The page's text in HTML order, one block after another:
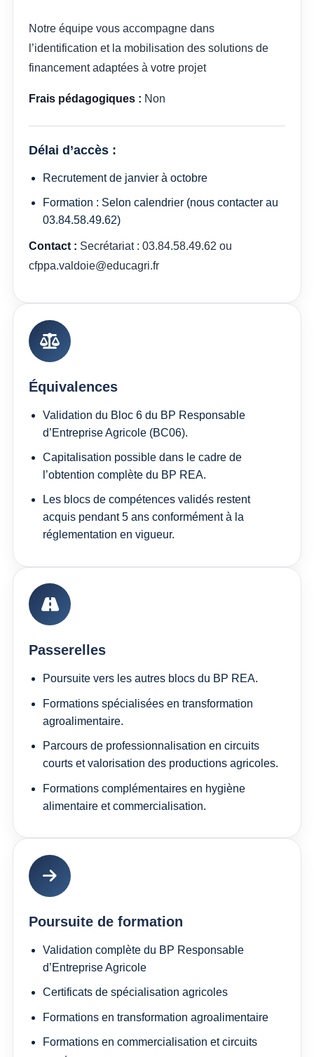
Notre équipe vous accompagne dans
l’identification et la mobilisation des solutions de
financement adaptées à votre projet
Frais pédagogiques : Non
Délai d’accès :
Recrutement de janvier à octobre
Formation : Selon calendrier (nous contacter au
03.84.58.49.62)
Contact : Secrétariat : 03.84.58.49.62 ou
cfppa.valdoie@educagri.fr
Équivalences
Validation du Bloc 6 du BP Responsable
d’Entreprise Agricole (BC06).
Capitalisation possible dans le cadre de
l’obtention complète du BP REA.
Les blocs de compétences validés restent
acquis pendant 5 ans conformément à la
réglementation en vigueur.
Passerelles
Poursuite vers les autres blocs du BP REA.
Formations spécialisées en transformation
agroalimentaire.
Parcours de professionnalisation en circuits
courts et valorisation des productions agricoles.
Formations complémentaires en hygiène
alimentaire et commercialisation.
Poursuite de formation
Validation complète du BP Responsable
d’Entreprise Agricole
Certificats de spécialisation agricoles
Formations en transformation agroalimentaire
Formations en commercialisation et circuits